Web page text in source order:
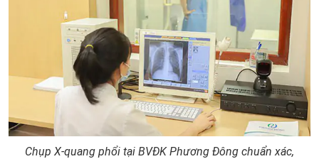
Chụp X-quang phổi tại BVĐK Phương Đông chuẩn xác,